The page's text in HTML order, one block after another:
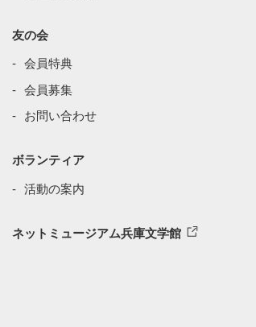
友の会
会員特典
会員募集
お問い合わせ
ボランティア
活動の案内
ネットミュージアム兵庫文学館